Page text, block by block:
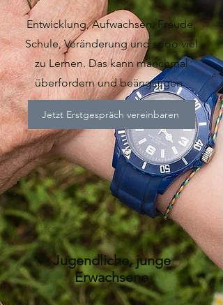
Entwicklung, Aufwachsen, Freude,
Schule, Veränderung und sooo viel
zu Lernen. Das kann manchmal
überfordern und beängstigen.
Jetzt Erstgespräch vereinbaren
Jugendliche, junge
Erwachsene